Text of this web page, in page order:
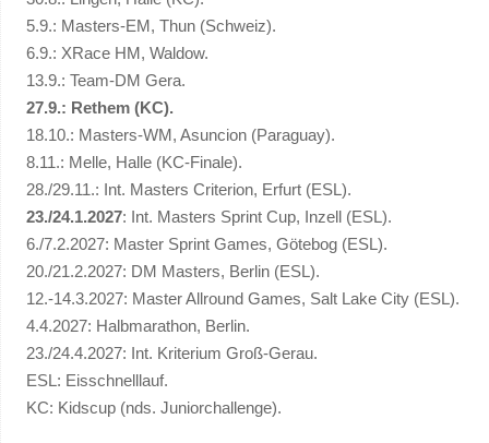
5.9.: Masters-EM, Thun (Schweiz).
6.9.: XRace HM, Waldow.
13.9.: Team-DM Gera.
27.9.: Rethem (KC).
18.10.: Masters-WM, Asuncion (Paraguay).
8.11.: Melle, Halle (KC-Finale).
28./29.11.: Int. Masters Criterion, Erfurt (ESL).
23./24.1.2027: Int. Masters Sprint Cup, Inzell (ESL).
6./7.2.2027: Master Sprint Games, Götebog (ESL).
20./21.2.2027: DM Masters, Berlin (ESL).
12.-14.3.2027: Master Allround Games, Salt Lake City (ESL).
4.4.2027: Halbmarathon, Berlin.
23./24.4.2027: Int. Kriterium Groß-Gerau.
ESL: Eisschnelllauf.
KC: Kidscup (nds. Juniorchallenge).